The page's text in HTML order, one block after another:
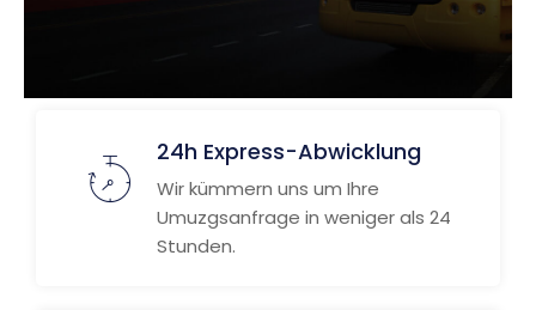
24h Express-Abwicklung
Wir kümmern uns um Ihre
Umuzgsanfrage in weniger als 24
Stunden.